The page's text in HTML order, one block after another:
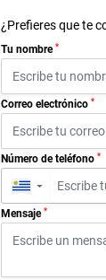
¿Prefieres que te
Tu nombre *
Correo electrónico *
Número de teléfono *
▼
Mensaje *